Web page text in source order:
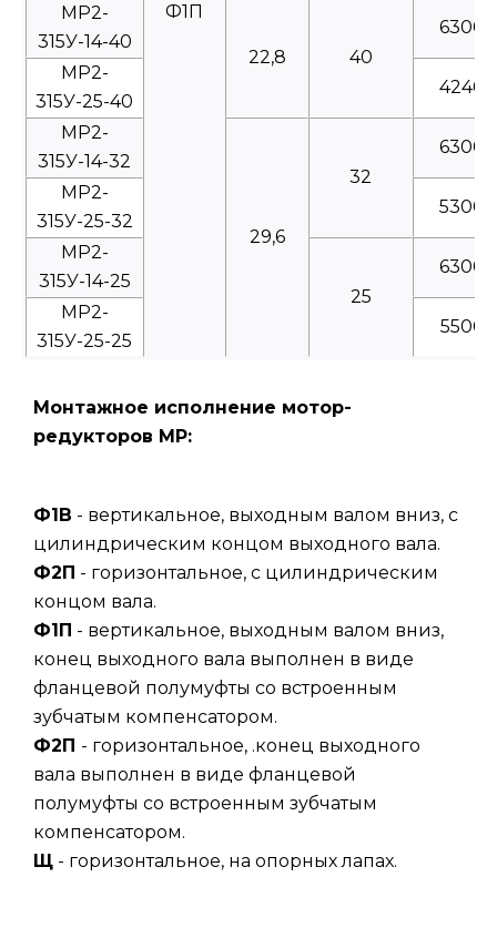
Ф1П
МР2-
315У-14-40
22,8 40
6300
МР2-
315У-25-40
4240
МР2-
315У-14-32
29,6
32
6300
МР2-
315У-25-32
5300
МР2-
315У-14-25
25
6300
МР2-
315У-25-25
5500
Монтажное исполнение мотор-
редукторов МР:
Ф1В - вертикальное, выходным валом вниз, с
цилиндрическим концом выходного вала.
Ф2П - горизонтальное, с цилиндрическим
концом вала.
Ф1П - вертикальное, выходным валом вниз,
конец выходного вала выполнен в виде
фланцевой полумуфты со встроенным
зубчатым компенсатором.
Ф2П - горизонтальное, .конец выходного
вала выполнен в виде фланцевой
полумуфты со встроенным зубчатым
компенсатором.
Щ - горизонтальное, на опорных лапах.